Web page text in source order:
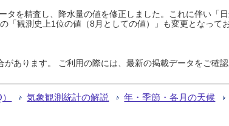
を精査し、降水量の値を修正しました。これに伴い「
「観測史上1位の値（8月としての値）」も変更となって
あります。 ご利用の際には、最新の掲載データをご確
気象観測統計の解説 年・季節・各月の天候